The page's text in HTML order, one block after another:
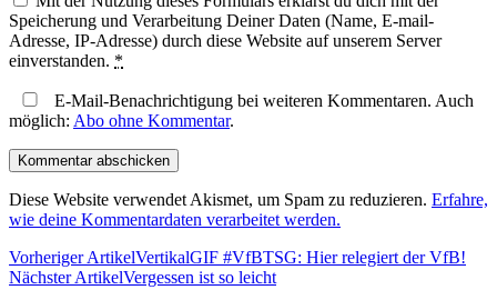
Speicherung und Verarbeitung Deiner Daten (Name, E-mail-
Adresse, IP-Adresse) durch diese Website auf unserem Server
einverstanden. *
E-Mail-Benachrichtigung bei weiteren Kommentaren. Auch
möglich: Abo ohne Kommentar.
Diese Website verwendet Akismet, um Spam zu reduzieren. Erfahre,
wie deine Kommentardaten verarbeitet werden.
Vorheriger ArtikelVertikalGIF #VfBTSG: Hier relegiert der VfB!
Nächster ArtikelVergessen ist so leicht